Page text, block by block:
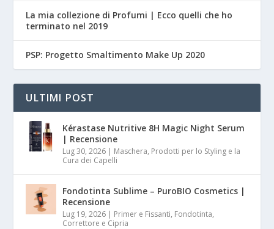
La mia collezione di Profumi | Ecco quelli che ho
terminato nel 2019
PSP: Progetto Smaltimento Make Up 2020
ULTIMI POST
Kérastase Nutritive 8H Magic Night Serum
| Recensione
Lug 30, 2026 | Maschera, Prodotti per lo Styling e la
Cura dei Capelli
Fondotinta Sublime – PuroBIO Cosmetics |
Recensione
Lug 19, 2026 | Primer e Fissanti, Fondotinta,
Correttore e Cipria